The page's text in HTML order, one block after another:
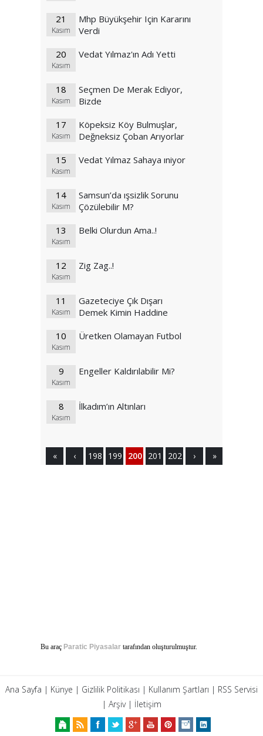
21
Kasım
Mhp Büyükşehir Için Kararını
Verdi
20
Kasım
Vedat Yılmaz'ın Adı Yetti
18
Kasım
Seçmen De Merak Ediyor,
Bizde
17
Kasım
Köpeksiz Köy Bulmuşlar,
Değneksiz Çoban Arıyorlar
15
Kasım
Vedat Yılmaz Sahaya ıniyor
14
Kasım
Samsun’da ışsizlik Sorunu
Çözülebilir M?
13
Kasım
Belki Olurdun Ama..!
12
Kasım
Zig Zag..!
11
Kasım
Gazeteciye Çık Dışarı
Demek Kimin Haddine
10
Kasım
Üretken Olamayan Futbol
9
Kasım
Engeller Kaldırılabilir Mi?
8
Kasım
İlkadım’ın Altınları
« ‹ 198 199 200 201 202 › »
Bu araç Paratic Piyasalar tarafından oluşturulmuştur.
Ana Sayfa | Künye | Gizlilik Politikası | Kullanım Şartları | RSS Servisi
| Arşiv| İletişim